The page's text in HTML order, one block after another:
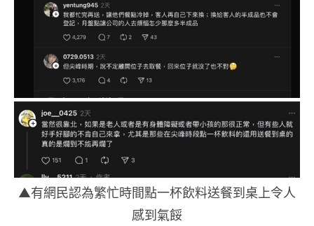
▲有網民認為繁忙時間點一杯飲料送餐到桌上令人
感到氣餒